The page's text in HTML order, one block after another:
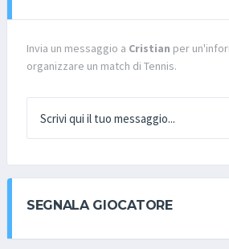
Invia un messaggio a Cristian per
organizzare un match di Tennis.
SEGNALA GIOCATORE